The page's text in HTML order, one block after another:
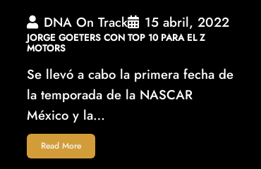
DNA On Track 15 abril, 2022
JORGE GOETERS CON TOP 10 PARA EL Z
MOTORS
Se llevó a cabo la primera fecha de
la temporada de la NASCAR
México y la…
Read More